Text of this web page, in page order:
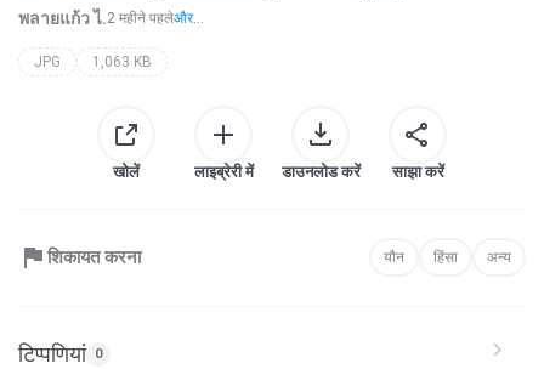
พลายแก้ว ไ.2 महीने पहलेऔर...
JPG 1,063 KB
खोलें लाइब्रेरी में डाउनलोड करें साझा करें
शिकायत करना यौन हिंसा अन्य
टिप्पणियां 0